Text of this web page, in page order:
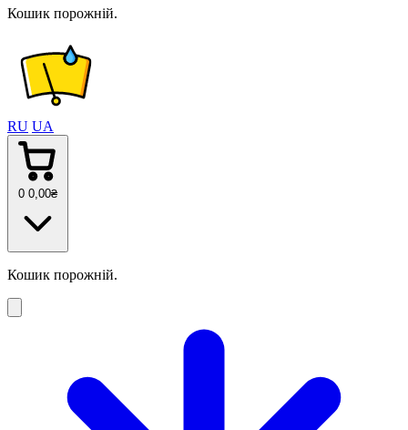
Кошик порожній.
RU UA
0 0 ,00₴
Кошик порожній.